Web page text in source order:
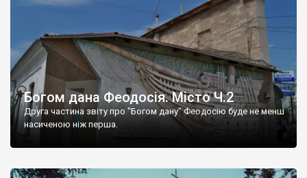
Богом дана Феодосія. Місто Ч.2
Друга частина звіту про "Богом дану" Феодосію буде не менш
насиченою ніж перша.